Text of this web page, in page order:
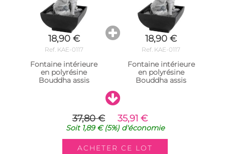
18,90 €
Ref. KAE-0117
Fontaine intérieure
en polyrésine
Bouddha assis
18,90 €
Ref. KAE-0117
Fontaine intérieure
en polyrésine
Bouddha assis
37,80 € 35,91 €
Soit 1,89 €(5%)d'économie